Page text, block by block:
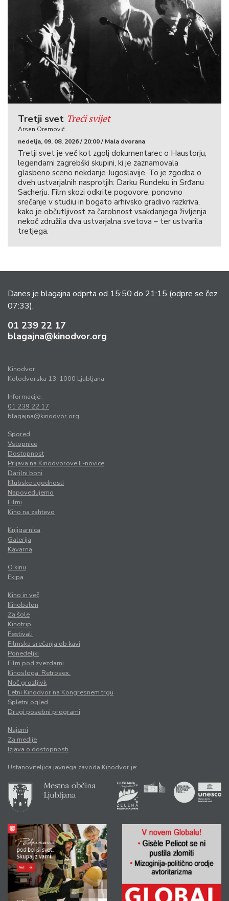
Tretji svet Treći svijet
Arsen Oremović
nedelja, 09. 08. 2026 / 20:00 / Mala dvorana
Tretji svet je več kot zgolj dokumentarec o Haustorju,
legendarni zagrebški skupini, ki je zaznamovala
glasbeno sceno nekdanje Jugoslavije. To je zgodba o
dveh ustvarjalnih nasprotjih: Darku Rundeku in Srđanu
Sacherju. Film skozi odkrite pogovore, ponovno
srečanje v studiu in bogato arhivsko gradivo razkriva,
kako je občutljivost za čarobnost vsakdanjega življenja
nekoč združila dva ustvarjalna svetova – ter ustvarila
tretjega.
Danes je blagajna odprta od 15:50 do 21:15 (odpre se čez
07:33).
01 239 22 17
blagajna@kinodvor.org
Kinodvor
Kolodvorska 13, 1000 Ljubljana
Informacije:
01 239 22 17
blagajna@kinodvor.org
Spored
Vstopnice
Dostopnost
Prijava na Kinodvorove E-novice
Darilni boni
Klubske ugodnosti
Napovedujemo
Filmi
Kino na zahtevo
Knjigarnica
Galerija
Kavarna
O kinu
Ekipa
Kino in več
Kinobalon
Za šole
Kinotrip
Festivali
Filmska srečanja ob kavi
Ponedeljki
Film pod zvezdami
Kinosloga. Retrosex.
Noč grozljivk
Letni Kinodvor na Kongresnem trgu
Spletni ogled
Drugi posebni programi
Najemi
Za medije
Izjava o dostopnosti
Ustanoviteljica javnega zavoda Kinodvor je: